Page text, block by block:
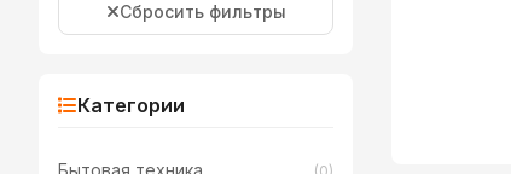
Сбросить фильтры
Категории
Бытовая техника (0)